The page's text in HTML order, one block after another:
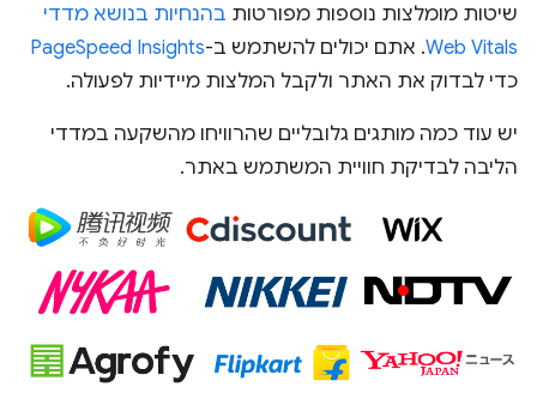
שיטות מומלצות נוספות מפורטות בהנחיות בנושא מדדי
Web Vitals. אתם יכולים להשתמש ב-PageSpeed Insights
כדי לבדוק את האתר ולקבל המלצות מיידיות לפעולה.
יש עוד כמה מותגים גלובליים שהרוויחו מהשקעה במדדי
הליבה לבדיקת חוויית המשתמש באתר.